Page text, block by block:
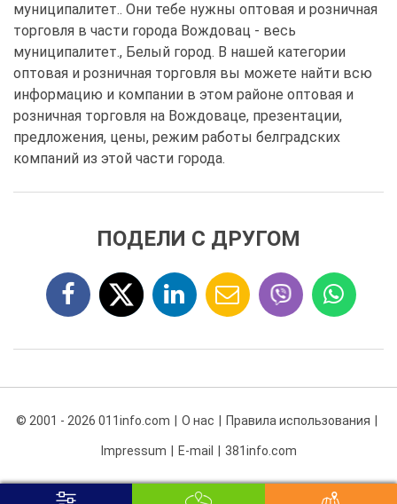
муниципалитет.. Они тебе нужны оптовая и розничная
торговля в части города Вождовац - весь
муниципалитет., Белый город. В нашей категории
оптовая и розничная торговля вы можете найти всю
информацию и компании в этом районе оптовая и
розничная торговля на Вождоваце, презентации,
предложения, цены, режим работы белградских
компаний из этой части города.
ПОДЕЛИ С ДРУГОМ
© 2001 - 2026 011info.com О нас Правила использования
Impressum E-mail 381info.com